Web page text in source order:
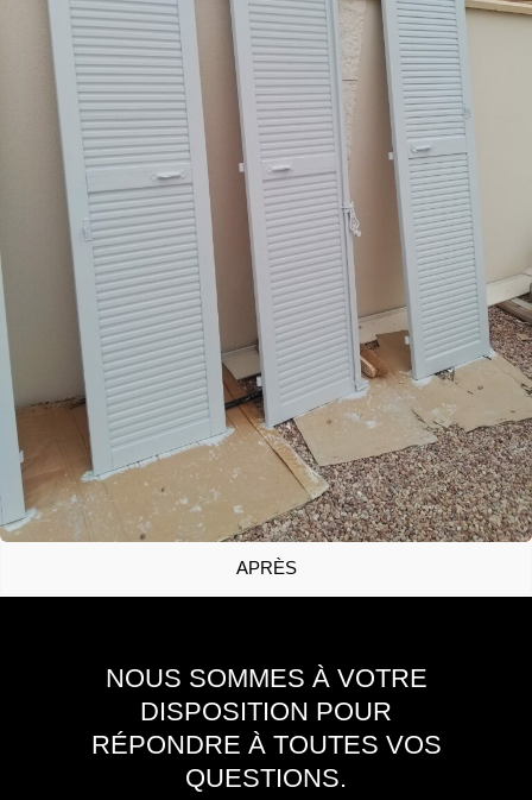
APRÈS
NOUS SOMMES À VOTRE
DISPOSITION POUR
RÉPONDRE À TOUTES VOS
QUESTIONS.